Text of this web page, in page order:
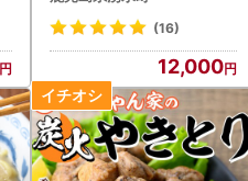
(16)
12,000